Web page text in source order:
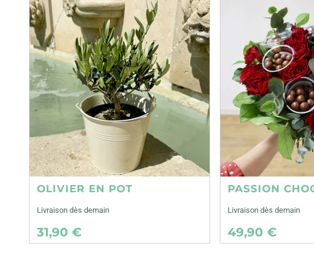
OLIVIER EN POT
Livraison dès demain
31,90 €
PASSION
Livraison dès demain
49,90 €